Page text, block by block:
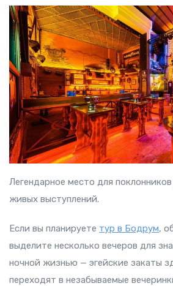
Легендарное место для
живых выступлений.
Если вы планируете тур в Бодрум,
выделите несколько вечеров для
ночной жизнью — эгейские закаты
переходят в незабываемые